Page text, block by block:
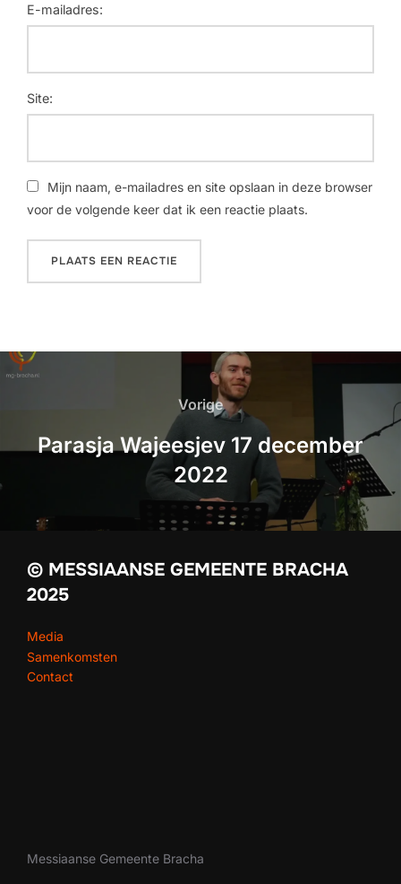
E-mailadres:
Site:
Mijn naam, e-mailadres en site opslaan in deze browser
voor de volgende keer dat ik een reactie plaats.
Vorige
Parasja Wajeesjev 17 december
2022
© MESSIAANSE GEMEENTE BRACHA
2025
Media
Samenkomsten
Contact
Messiaanse Gemeente Bracha